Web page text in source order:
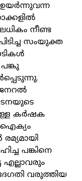
നീണ്ട
സംയുക്ത
പങ്കു
കര്‍ഷക
പങ്കിനെ
വരുത്തിയ